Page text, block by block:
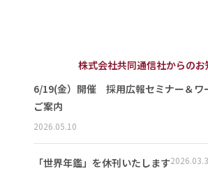
株式会社共同通信社からのお
6/19(金）開催 採用広報セミナー＆ワ
ご案内
2026.05.10
「世界年鑑」を休刊いたします